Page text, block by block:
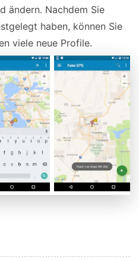
ändern. Nachdem Sie
haben, können Sie
viele neue Profile.